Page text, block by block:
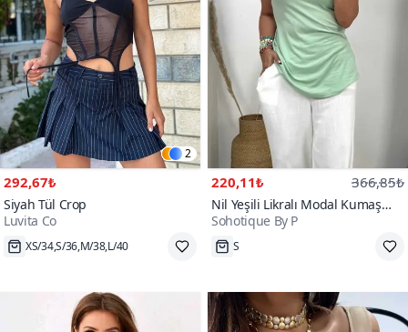
2
292,67₺
Siyah Tül Crop
Luvita Co
XS/34,S/36,M/38,L/40
220,11₺ 366,85₺
Nil Yeşili Likralı Modal Kumaş
Yuvarlak Yaka Atlet
Sohotique By P
S